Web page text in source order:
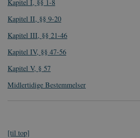
Kapitel I, §§ 1-8
Kapitel II, §§ 9-20
Kapitel III, §§ 21-46
Kapitel IV, §§ 47-56
Kapitel V, § 57
Midlertidige Bestemmelser
[til top]